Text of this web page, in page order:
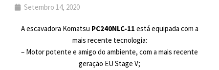
Setembro 14, 2020
A escavadora Komatsu PC240NLC-11 está equipada com a
mais recente tecnologia:
– Motor potente e amigo do ambiente, com a mais recente
geração EU Stage V;